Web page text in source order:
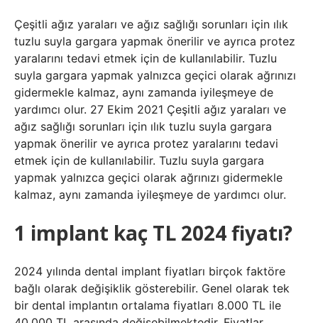
Çeşitli ağız yaraları ve ağız sağlığı sorunları için ılık
tuzlu suyla gargara yapmak önerilir ve ayrıca protez
yaralarını tedavi etmek için de kullanılabilir. Tuzlu
suyla gargara yapmak yalnızca geçici olarak ağrınızı
gidermekle kalmaz, aynı zamanda iyileşmeye de
yardımcı olur. 27 Ekim 2021 Çeşitli ağız yaraları ve
ağız sağlığı sorunları için ılık tuzlu suyla gargara
yapmak önerilir ve ayrıca protez yaralarını tedavi
etmek için de kullanılabilir. Tuzlu suyla gargara
yapmak yalnızca geçici olarak ağrınızı gidermekle
kalmaz, aynı zamanda iyileşmeye de yardımcı olur.
1 implant kaç TL 2024 fiyatı?
2024 yılında dental implant fiyatları birçok faktöre
bağlı olarak değişiklik gösterebilir. Genel olarak tek
bir dental implantın ortalama fiyatları 8.000 TL ile